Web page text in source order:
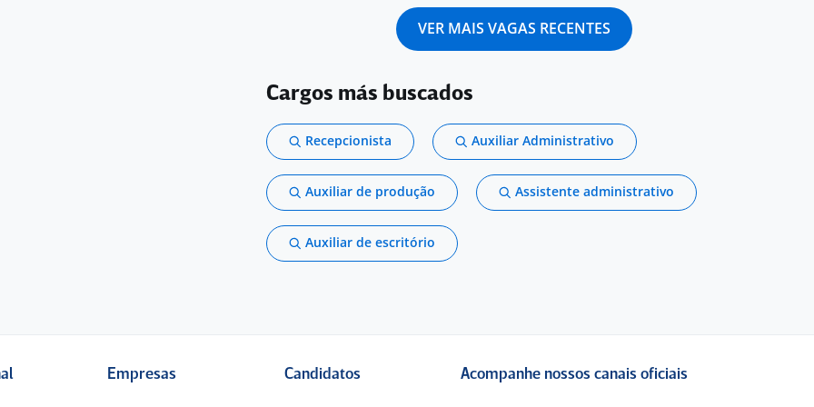
VER MAIS VAGAS RECENTES
Cargos más buscados
Recepcionista Auxiliar Administrativo
Auxiliar de produção Assistente administrativo
Auxiliar de escritório
Empresas Candidatos Acompanhe nossos canais oficiais